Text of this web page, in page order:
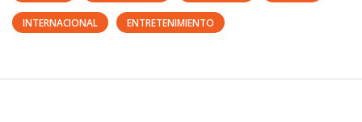
INTERNACIONAL ENTRETENIMIENTO